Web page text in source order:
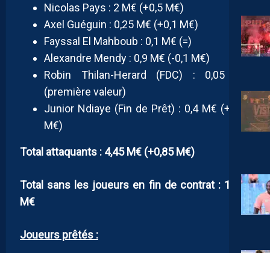
Nicolas Pays : 2 M€ (+0,5 M€)
Axel Guéguin : 0,25 M€ (+0,1 M€)
Fayssal El Mahboub : 0,1 M€ (=)
Alexandre Mendy : 0,9 M€ (-0,1 M€)
Robin Thilan-Herard (FDC) : 0,05 M€
(première valeur)
Junior Ndiaye (Fin de Prêt) : 0,4 M€ (+0,15
M€)
Total attaquants : 4,45 M€ (+0,85 M€)
Total sans les joueurs en fin de contrat : 18,45
M€
Joueurs prêtés :